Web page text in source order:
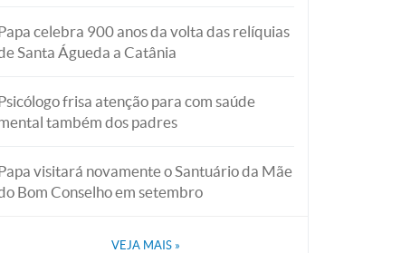
celebra 900 anos da volta das relíquias
Santa Águeda a Catânia
frisa atenção para com saúde
também dos padres
visitará novamente o Santuário da Mãe
Bom Conselho em setembro
VEJA MAIS »